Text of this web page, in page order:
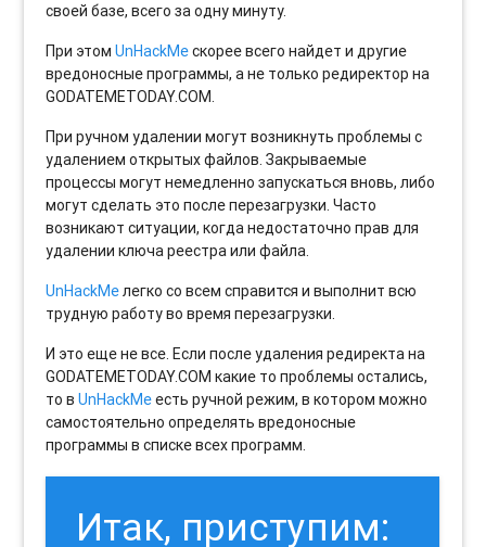
своей базе, всего за одну минуту.
При этомUnHackMeскорее всего найдет и другие
вредоносные программы, а не только редиректор на
GODATEMETODAY.COM.
При ручном удалении могут возникнуть проблемы с
удалением открытых файлов. Закрываемые
процессы могут немедленно запускаться вновь, либо
могут сделать это после перезагрузки. Часто
возникают ситуации, когда недостаточно прав для
удалении ключа реестра или файла.
UnHackMeлегко со всем справится и выполнит всю
трудную работу во время перезагрузки.
И это еще не все. Если после удаления редиректа на
GODATEMETODAY.COM какие то проблемы остались,
то вUnHackMeесть ручной режим, в котором можно
самостоятельно определять вредоносные
программы в списке всех программ.
Итак, приступим: